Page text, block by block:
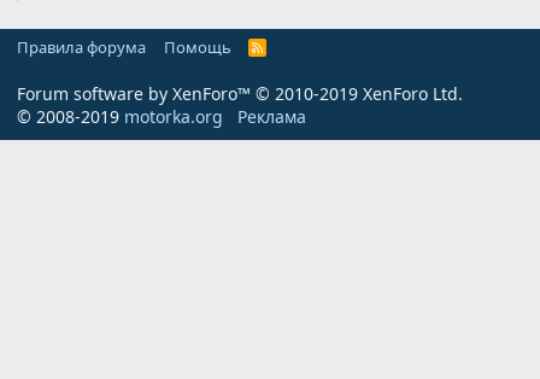
Правила форума Помощь
R
Forum software by XenForo™ © 2010-2019 XenForo Ltd.
© 2008-2019 motorka.org Реклама